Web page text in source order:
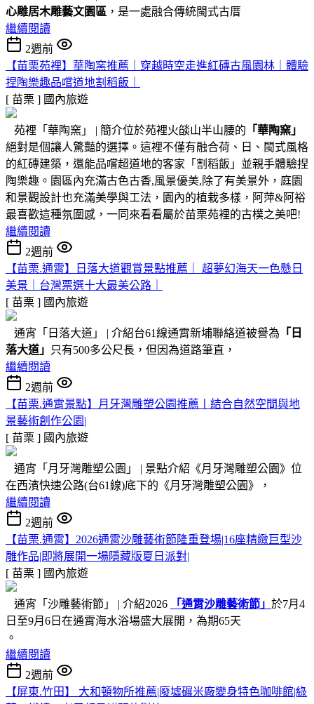
心雕居木雕藝文園區 ，是一處融合傳統閩式古厝
繼續閱讀
2週前
【苗栗苑裡】華陶窯推薦｜穿越時空走進紅磚古風園林｜體驗
捏陶樂趣品嚐道地割稻飯｜
[ 苗栗 ] 國內旅遊
苑裡「華陶窯」 | 簡介位於苑裡火燄山半山腰的 「華陶窯」
絕對是個讓人驚豔的選擇。這裡不僅有融合荷、日、閩式風格
的紅磚建築，還能品嚐超道地的客家「割稻飯」並親手體驗捏
陶樂趣。園區內充滿古色古香,風景優美,除了有美景外，庭園
和景觀設計也充滿美學與工法，園內的植栽多樣，阿萍&阿裕
最喜歡這種氛圍感，一同來看看屬於苗栗苑裡的古樸之美吧!
繼續閱讀
2週前
【苗栗.通霄】日落大道觀賞景點推薦｜ 超夢幻海天一色懸日
美景｜台灣票選十大最美公路｜
[ 苗栗 ] 國內旅遊
通宵「日落大道」 | 介紹台61線通霄新埔聯絡道被譽為 「日
落大道」
只有500多公尺長，但因為道路筆直，
繼續閱讀
2週前
【苗栗.通霄景點】月牙灣雕塑公園推薦〡結合自然空間與地
景藝術創作公園|
[ 苗栗 ] 國內旅遊
通宵「月牙灣雕塑公園」 | 景點介紹《月牙灣雕塑公園》位
在西濱快速公路(台61線)底下的《月牙灣雕塑公園》，
繼續閱讀
2週前
【苗栗.通霄】2026通霄沙雕藝術節隆重登場|16座精緻巨型沙
雕作品|即將展開一場隱藏版夏日派對|
[ 苗栗 ] 國內旅遊
通宵「沙雕藝術節」 | 介紹2026 「通霄沙雕藝術節」 於7月4
日至9月6日在通霄海水浴場盛大展開，為期65天
。
繼續閱讀
2週前
【屏東.竹田】 大和頓物所推薦|廢墟碾米廠變身特色咖啡館|綠